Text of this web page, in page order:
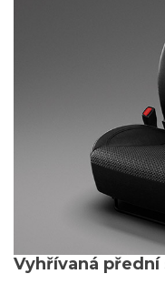
Vyhřívaná přední